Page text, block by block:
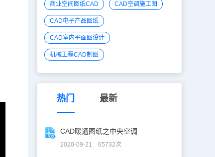
商业空间图纸CAD CAD空调施工图
CAD电子产品图纸
CAD室内平面图设计
机械工程CAD制图
热门 最新
CAD暖通图纸之中央空调
2020-09-21 65732次